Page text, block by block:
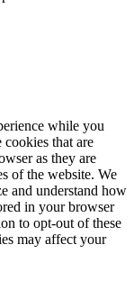
while you
that are
as they are
of the website. We
and understand how
in your browser
to opt-out of these
may affect your